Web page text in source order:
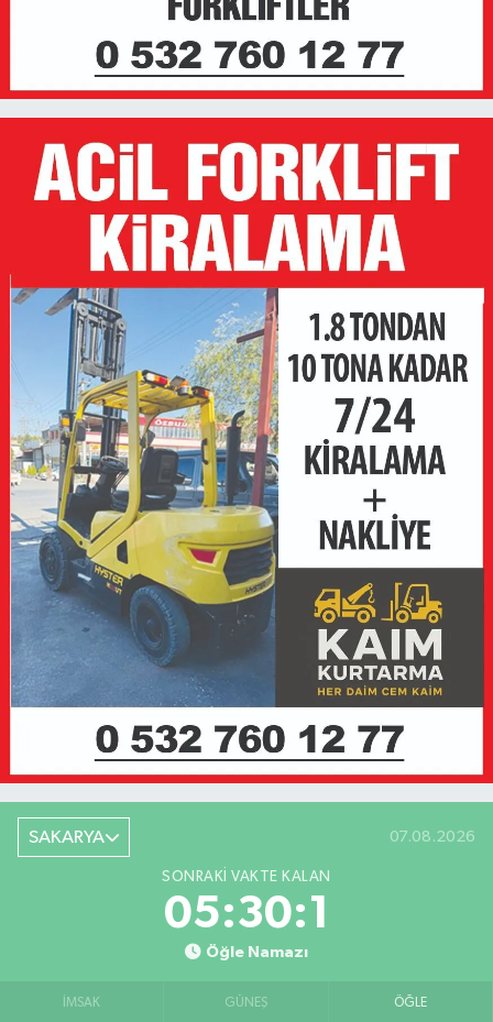
SAKARYA 07.08.2026
SONRAKI VAKTE KALAN
05:30:1
Öğle Namazı
İMSAK GÜNEŞ ÖĞLE